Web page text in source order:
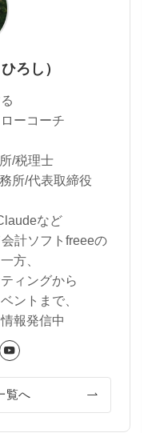
ろし）
ーコーチ
/税理士
所/代表取締役
など
計ソフトfreeeの
方、
ィングから
ントまで、
報発信中
覧へ